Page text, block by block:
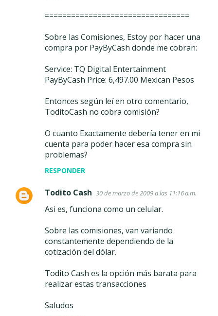
=================================
Sobre las Comisiones, Estoy por hacer una
compra por PayByCash donde me cobran:
Service: TQ Digital Entertainment
PayByCash Price: 6,497.00 Mexican Pesos
Entonces según leí en otro comentario,
ToditoCash no cobra comisión?
O cuanto Exactamente debería tener en mi
cuenta para poder hacer esa compra sin
problemas?
RESPONDER
Todito Cash 30 de marzo de 2009 a las 11:16 a.m.
Asi es, funciona como un celular.
Sobre las comisiones, van variando
constantemente dependiendo de la
cotización del dólar.
Todito Cash es la opción más barata para
realizar estas transacciones
Saludos